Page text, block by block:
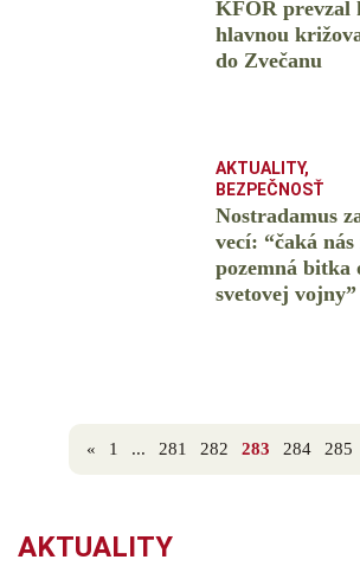
KFOR prevzal
hlavnou
do Zvečanu
AKTUALITY,
BEZPEČNOSŤ
Nostradamus
vecí: “čaká
pozemná bitka
svetovej vojny”
« 1 ... 281 282 283 284 285
AKTUALITY